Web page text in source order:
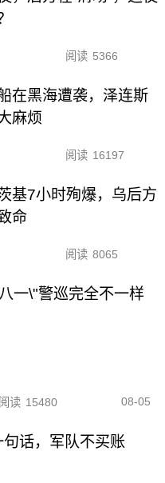
阅读 5366
在黑海遭袭，泽连斯
麻烦
阅读 16197
基7小时殉爆，乌后方
命
阅读 8065
一\"警巡完全不一样
阅读 15480 08-05
话，军队不买账